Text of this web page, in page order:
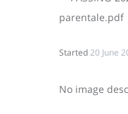
Started 20 June
No image